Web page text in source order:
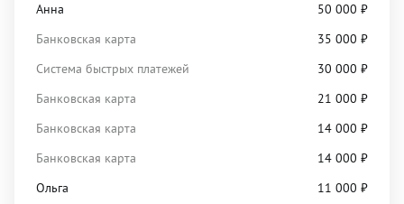
Анна
50 000 ₽
Банковская карта
35 000 ₽
Система быстрых платежей
30 000 ₽
Банковская карта
21 000 ₽
Банковская карта
14 000 ₽
Банковская карта
14 000 ₽
Ольга
11 000 ₽